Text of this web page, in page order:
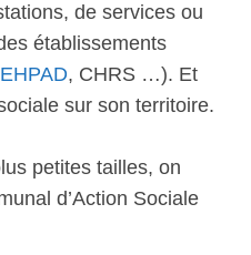
de services ou
établissements
, CHRS …). Et
sur son territoire.
petites tailles, on
d’Action Sociale